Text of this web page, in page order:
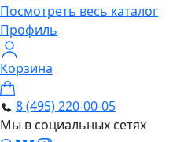
Посмотреть весь каталог
Профиль
Корзина
8 (495) 220-00-05
Мы в социальных сетях